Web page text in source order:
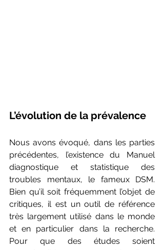
L’évolution de la prévalence
Nous avons évoqué, dans les parties
précédentes, l’existence du Manuel
diagnostique et statistique des
troubles mentaux, le fameux DSM.
Bien qu’il soit fréquemment l’objet de
critiques, il est un outil de référence
très largement utilisé dans le monde
et en particulier dans la recherche.
Pour que des études soient